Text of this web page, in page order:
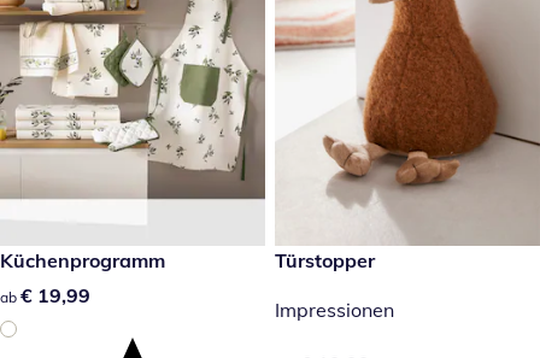
€ 19,99
Küchenprogramm
€ 19,99
ab € 19,99
€ 19,99
Türstopper
Impressionen